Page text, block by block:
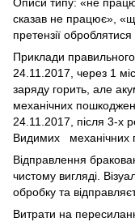
Описи типу: «не
сказав не працює»,
претензії
Приклади
24.11.2017, через 1
заряду горить, але
механічних
24.11.2017, після 3-х
Видимих механічних
Відправлення
чистому вигляді.
обробку та
Витрати на